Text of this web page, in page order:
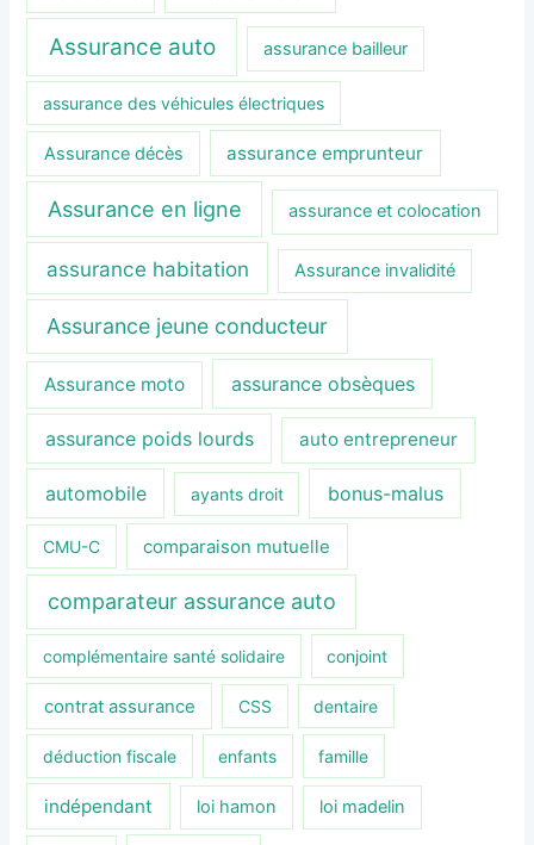
Assurance auto assurance bailleur
assurance des véhicules électriques
Assurance décès assurance emprunteur
Assurance en ligne assurance et colocation
assurance habitation Assurance invalidité
Assurance jeune conducteur
Assurance moto assurance obsèques
assurance poids lourds auto entrepreneur
automobile ayants droit bonus-malus
CMU-C comparaison mutuelle
comparateur assurance auto
complémentaire santé solidaire conjoint
contrat assurance CSS dentaire
déduction fiscale enfants famille
indépendant loi hamon loi madelin